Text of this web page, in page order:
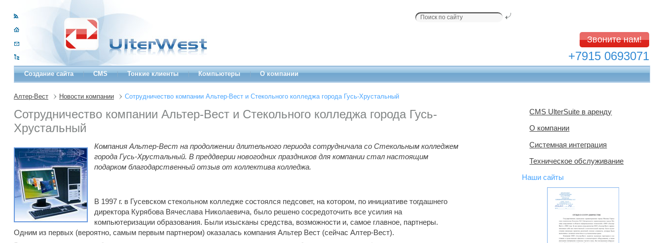
Звоните нам!
+7915 0693071
Создание сайта CMS Тонкие клиенты Компьютеры О компании
Алтер-Вест Новости компании Сотрудничество компании Альтер-Вест и Стекольного колледжа города Гусь-Хрустальный
Сотрудничество компании Альтер-Вест и Стекольного колледжа города Гусь-
Хрустальный
Компания Альтер-Вест на продолжении длительного периода сотрудничала со Стекольным колледжем
города Гусь-Хрустальный. В преддверии новогодних праздников для компании стал настоящим
подарком благодарственный отзыв от коллектива колледжа.
В 1997 г. в Гусевском стекольном колледже состоялся педсовет, на котором, по инициативе тогдашнего
директора Курябова Вячеслава Николаевича, было решено сосредоточить все усилия на
компьютеризации образования. Были изысканы средства, возможности и, самое главное, партнеры.
Одним из первых (вероятно, самым первым партнером) оказалась компания Альтер Вест (сейчас Алтер-Вест).
CMS UlterSuite в аренду
О компании
Системная интеграция
Техническое обслуживание